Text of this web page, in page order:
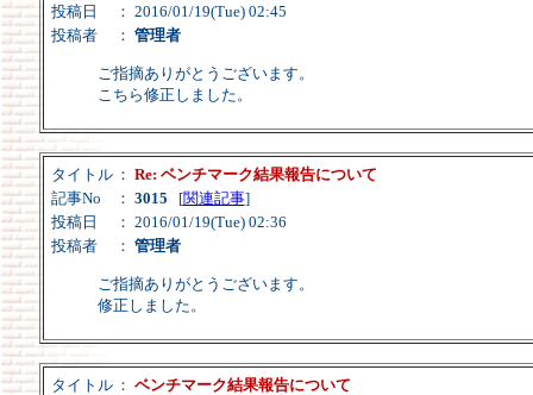
投稿日
： 2016/01/19(Tue) 02:45
投稿者
： 管理者
ご指摘ありがとうございます。
こちら修正しました。
タイトル ： Re: ベンチマーク結果報告について
記事No
： 3015 [関連記事]
投稿日
： 2016/01/19(Tue) 02:36
投稿者
： 管理者
ご指摘ありがとうございます。
修正しました。
タイトル ： ベンチマーク結果報告について